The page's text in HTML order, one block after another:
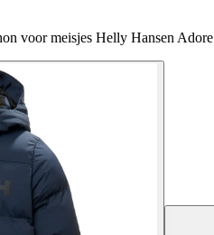
voor meisjes Helly Hansen Adore